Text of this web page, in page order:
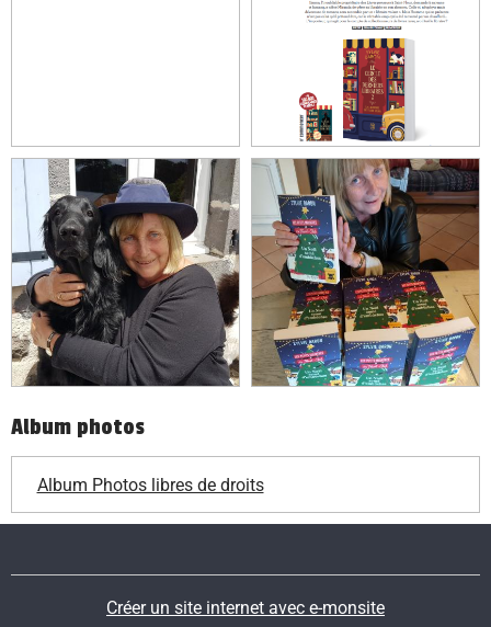
Album photos
Album Photos libres de droits
Créer un site internet avec e-monsite